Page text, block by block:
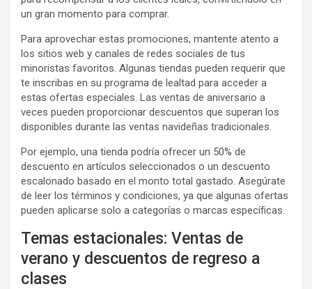
un gran momento para comprar.
Para aprovechar estas promociones, mantente atento a
los sitios web y canales de redes sociales de tus
minoristas favoritos. Algunas tiendas pueden requerir que
te inscribas en su programa de lealtad para acceder a
estas ofertas especiales. Las ventas de aniversario a
veces pueden proporcionar descuentos que superan los
disponibles durante las ventas navideñas tradicionales.
Por ejemplo, una tienda podría ofrecer un 50% de
descuento en artículos seleccionados o un descuento
escalonado basado en el monto total gastado. Asegúrate
de leer los términos y condiciones, ya que algunas ofertas
pueden aplicarse solo a categorías o marcas específicas.
Temas estacionales: Ventas de
verano y descuentos de regreso a
clases